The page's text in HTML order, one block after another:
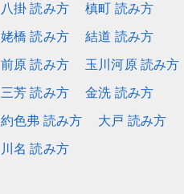
八掛 読み方
槙町 読み方
姥橋 読み方
結道 読み方
前原 読み方
玉川河原 読み方
三芳 読み方
金洗 読み方
約色弗 読み方
大戸 読み方
川名 読み方